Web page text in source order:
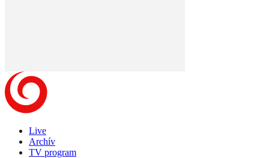
Live
Archív
TV program